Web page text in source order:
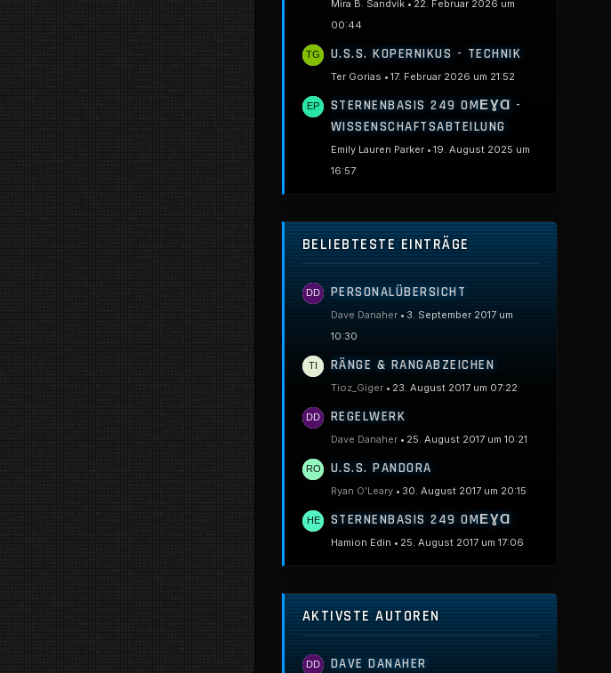
Mira B. Sandvik
22. Februar 2026 um
00:44
U.S.S. KOPERNIKUS - TECHNIK
Ter Gorias 17. Februar 2026 um 21:52
STERNENBASIS 249 OMΕƔⱭ -
WISSENSCHAFTSABTEILUNG
Emily Lauren Parker
19. August 2025 um
16:57
BELIEBTESTE EINTRÄGE
PERSONALÜBERSICHT
Dave Danaher
3. September 2017 um
10:30
RÄNGE & RANGABZEICHEN
Tioz_Giger 23. August 2017 um 07:22
REGELWERK
Dave Danaher 25. August 2017 um 10:21
U.S.S. PANDORA
Ryan O'Leary 30. August 2017 um 20:15
STERNENBASIS 249 OMΕƔⱭ
Hamion Edin 25. August 2017 um 17:06
AKTIVSTE AUTOREN
DAVE DANAHER